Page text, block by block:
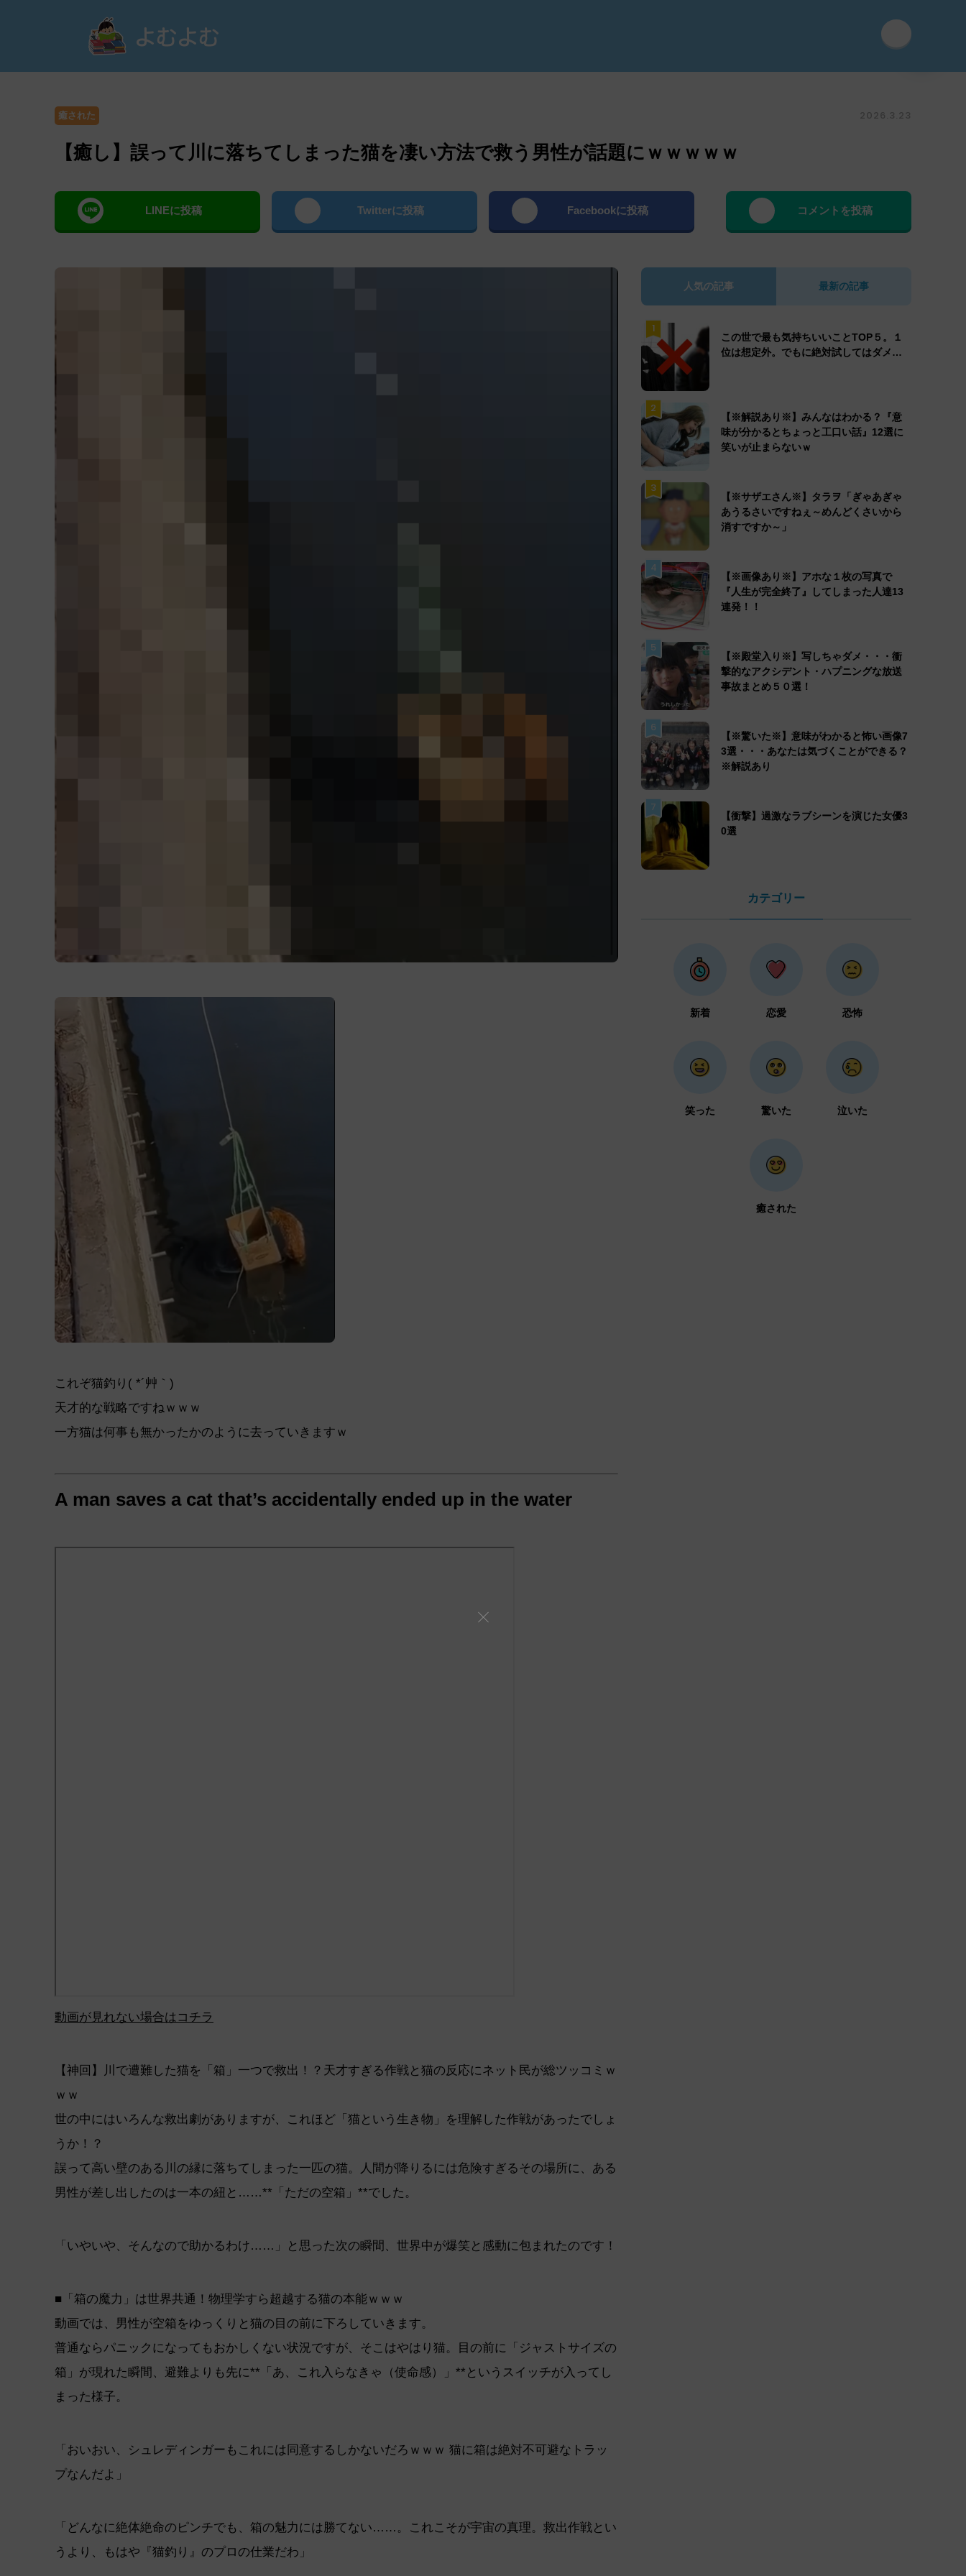
癒された 2026.3.23
【癒し】誤って川に落ちてしまった猫を凄い方法で救う男性が話題にｗｗｗｗｗ
LINEに投稿 Twitterに投稿 Facebookに投稿 コメントを投稿
これぞ猫釣り( *´艸｀)
天才的な戦略ですねｗｗｗ
一方猫は何事も無かったかのように去っていきますｗ
A man saves a cat that’s accidentally ended up in the water
動画が見れない場合はコチラ
【神回】川で遭難した猫を「箱」一つで救出！？天才すぎる作戦と猫の反応にネット民が総ツッコミｗ
ｗｗ
世の中にはいろんな救出劇がありますが、これほど「猫という生き物」を理解した作戦があったでしょ
うか！？
誤って高い壁のある川の縁に落ちてしまった一匹の猫。人間が降りるには危険すぎるその場所に、ある
男性が差し出したのは一本の紐と……**「ただの空箱」**でした。
「いやいや、そんなので助かるわけ……」と思った次の瞬間、世界中が爆笑と感動に包まれたのです！
■「箱の魔力」は世界共通！物理学すら超越する猫の本能ｗｗｗ
動画では、男性が空箱をゆっくりと猫の目の前に下ろしていきます。
普通ならパニックになってもおかしくない状況ですが、そこはやはり猫。目の前に「ジャストサイズの
箱」が現れた瞬間、避難よりも先に**「あ、これ入らなきゃ（使命感）」**というスイッチが入ってし
まった様子。
「おいおい、シュレディンガーもこれには同意するしかないだろｗｗｗ 猫に箱は絶対不可避なトラッ
プなんだよ」
「どんなに絶体絶命のピンチでも、箱の魅力には勝てない……。これこそが宇宙の真理。救出作戦とい
うより、もはや『猫釣り』のプロの仕業だわ」
人気の記事 最新の記事
1
この世で最も気持ちいいことTOP５。１
位は想定外。でもに絶対試してはダメ…
2
【※解説あり※】みんなはわかる？『意
味が分かるとちょっと工口い話』12選に
笑いが止まらないｗ
3
【※サザエさん※】タラヲ「ぎゃあぎゃ
あうるさいですねぇ～めんどくさいから
消すですか～」
4
【※画像あり※】アホな１枚の写真で
『人生が完全終了』してしまった人達13
連発！！
5
【※殿堂入り※】写しちゃダメ・・・衝
撃的なアクシデント・ハプニングな放送
事故まとめ５０選！
6
【※驚いた※】意味がわかると怖い画像7
3選・・・あなたは気づくことができる？
※解説あり
7
【衝撃】過激なラブシーンを演じた女優3
0選
カテゴリー
新着 恋愛 恐怖
笑った 驚いた 泣いた
癒された